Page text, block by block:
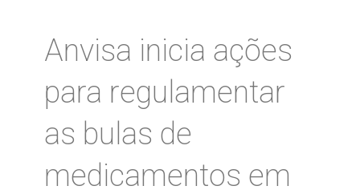
Anvisa inicia ações
para regulamentar
as bulas de
medicamentos em